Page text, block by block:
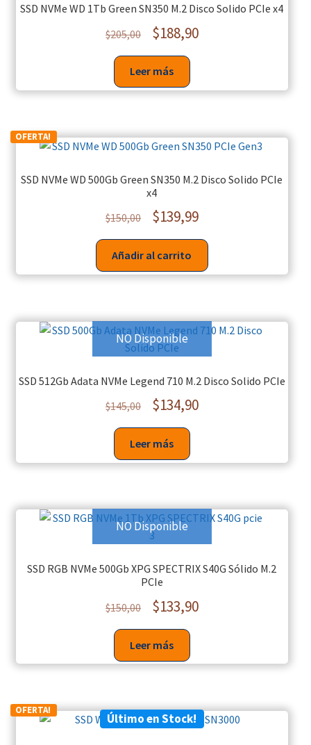
SSD NVMe WD 1Tb Green SN350 M.2 Disco Solido PCIe x4
$205,00 $188,90
Leer más
OFERTA!
SSD NVMe WD 500Gb Green SN350 M.2 Disco Solido PCIe
x4
$150,00 $139,99
Añadir al carrito
NO Disponible
SSD 512Gb Adata NVMe Legend 710 M.2 Disco Solido PCIe
$145,00 $134,90
Leer más
NO Disponible
SSD RGB NVMe 500Gb XPG SPECTRIX S40G Sólido M.2
PCIe
$150,00 $133,90
Leer más
OFERTA!
Último en Stock!